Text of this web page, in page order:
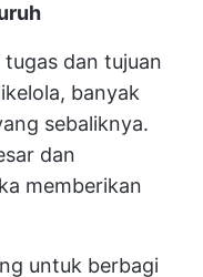
tugas dan tujuan
banyak
sebaliknya.
dan
memberikan
untuk berbagi